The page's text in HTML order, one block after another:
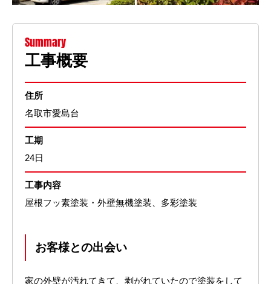
Summary
工事概要
住所
名取市愛島台
工期
24日
工事内容
屋根フッ素塗装・外壁無機塗装、多彩塗装
お客様との出会い
家の外壁が汚れてきて、剥がれていたので塗装をして